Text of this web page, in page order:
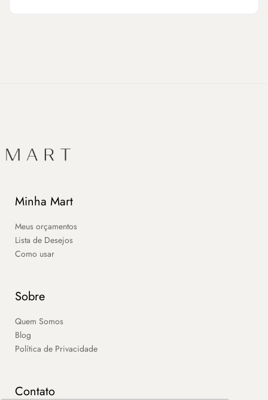
Minha Mart
Meus orçamentos
Lista de Desejos
Como usar
Sobre
Quem Somos
Blog
Política de Privacidade
Contato